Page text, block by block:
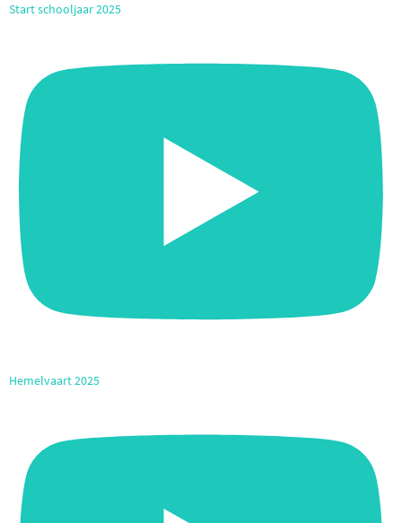
Start schooljaar 2025
Hemelvaart 2025